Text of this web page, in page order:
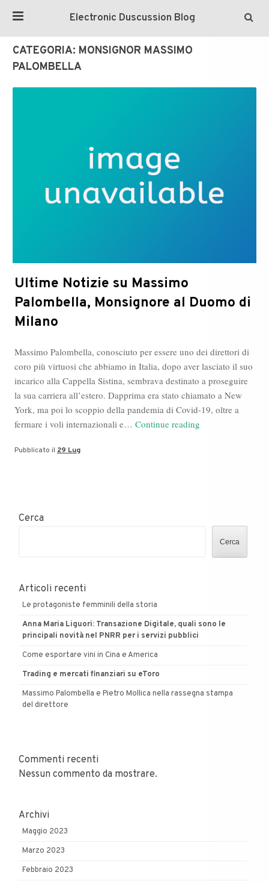
Electronic Duscussion Blog
CATEGORIA: MONSIGNOR MASSIMO
PALOMBELLA
Ultime Notizie su Massimo
Palombella, Monsignore al Duomo di
Milano
Massimo Palombella, conosciuto per essere uno dei direttori di
coro più virtuosi che abbiamo in Italia, dopo aver lasciato il suo
incarico alla Cappella Sistina, sembrava destinato a proseguire
la sua carriera all’estero. Dapprima era stato chiamato a New
York, ma poi lo scoppio della pandemia di Covid-19, oltre a
fermare i voli internazionali e… Continue reading
Duomo
Pubblicato il 29 Lug
Cerca
Cerca
Articoli recenti
Le protagoniste femminili della storia
Anna Maria Liguori: Transazione Digitale, quali sono le
principali novità nel PNRR per i servizi pubblici
Come esportare vini in Cina e America
Trading e mercati finanziari su eToro
Massimo Palombella e Pietro Mollica nella rassegna stampa
del direttore
Commenti recenti
Nessun commento da mostrare.
Archivi
Maggio 2023
Marzo 2023
Febbraio 2023